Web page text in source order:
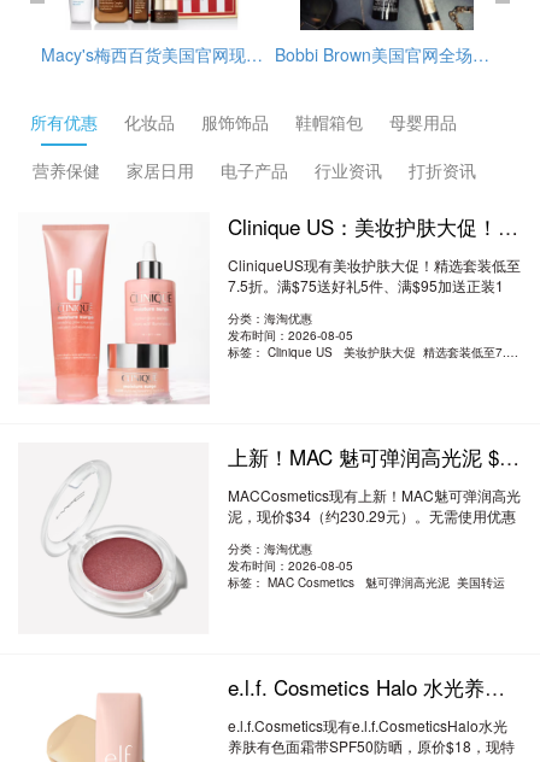
Bobbi Brown美国官网全场海淘满赠活动开启，订单满$65赠3件护肤小样（橘子面霜7ml+眼部打底5ml+卸妆油15ml），需使用优惠码：REFRESH，美国境内免邮，需要通过转运公司运输回来。 GlamGlow格莱魅美国官网冬季大促精选护肤品低至5折+部分额外9折促销，需用码：EXTRA10，另外，订单满$75送清洁4件套，价值$49，美国境内免邮。
所有优惠 化妆品 服饰饰品 鞋帽箱包
母婴用品
营养保健
家居日用 电子产品 行业资讯 打折资讯
Clinique US：美妆护肤大促！精选套装低至7.5折 满送好礼5件+正装1件
CliniqueUS现有美妆护肤大促！精选套装低至
7.5折。满$75送好礼5件、满$95加送正装1
分类：海淘优惠
发布时间：2026-08-05
标签：Clinique US 美妆护肤大促 精选套装低至7.5折
上新！MAC 魅可弹润高光泥 $34（约230.29元）
MACCosmetics现有上新！MAC魅可弹润高光
泥，现价$34（约230.29元）。无需使用优惠
分类：海淘优惠
发布时间：2026-08-05
标签：MAC Cosmetics 魅可弹润高光泥 美国转运
e.l.f. Cosmetics Halo 水光养肤有色面霜 带SPF50 防晒 7.8折 $14（约94.83元）
e.l.f.Cosmetics现有e.l.f.CosmeticsHalo水光
养肤有色面霜带SPF50防晒，原价$18，现特